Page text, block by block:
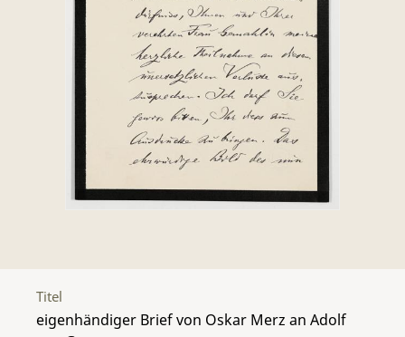
Titel
eigenhändiger Brief von Oskar Merz an Adolf